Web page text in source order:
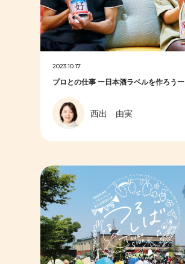
2023.10.17
プロとの仕事 ー日本酒ラベルを作ろうー
西出 由実